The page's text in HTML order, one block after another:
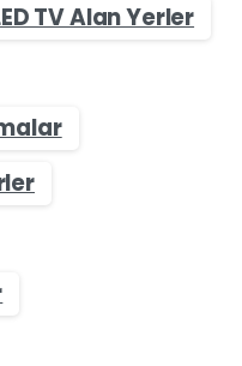
TV Alan Yerler